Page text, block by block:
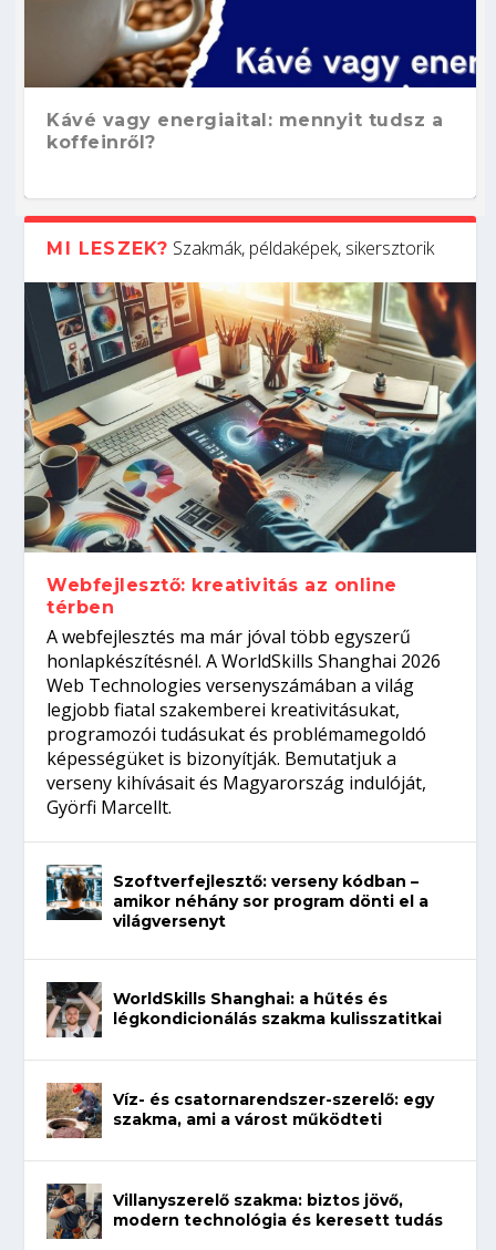
Kávé vagy energiaital: mennyit tudsz a
koffeinről?
Hogyan készíts ATS-barát önéletrajzot?
Így növelheted az esélyedet az
állásinterjúra...
Kitalálod, mire használják ezeket a
gépeket?
Nem sikerült az egyetemi felvételi?
Tanulj szakmát!
Szoftverfejlesztő: verseny kódban –
amikor néhány sor program dönti el a
világversenyt...
MI LESZEK? Szakmák, példaképek, sikersztorik
Webfejlesztő: kreativitás az online
térben
A webfejlesztés ma már jóval több egyszerű
honlapkészítésnél. A WorldSkills Shanghai 2026
Web Technologies versenyszámában a világ
legjobb fiatal szakemberei kreativitásukat,
programozói tudásukat és problémamegoldó
képességüket is bizonyítják. Bemutatjuk a
verseny kihívásait és Magyarország indulóját,
Györfi Marcellt.
Szoftverfejlesztő: verseny kódban –
amikor néhány sor program dönti el a
világversenyt
WorldSkills Shanghai: a hűtés és
légkondicionálás szakma kulisszatitkai
Víz- és csatornarendszer-szerelő: egy
szakma, ami a várost működteti
Villanyszerelő szakma: biztos jövő,
modern technológia és keresett tudás